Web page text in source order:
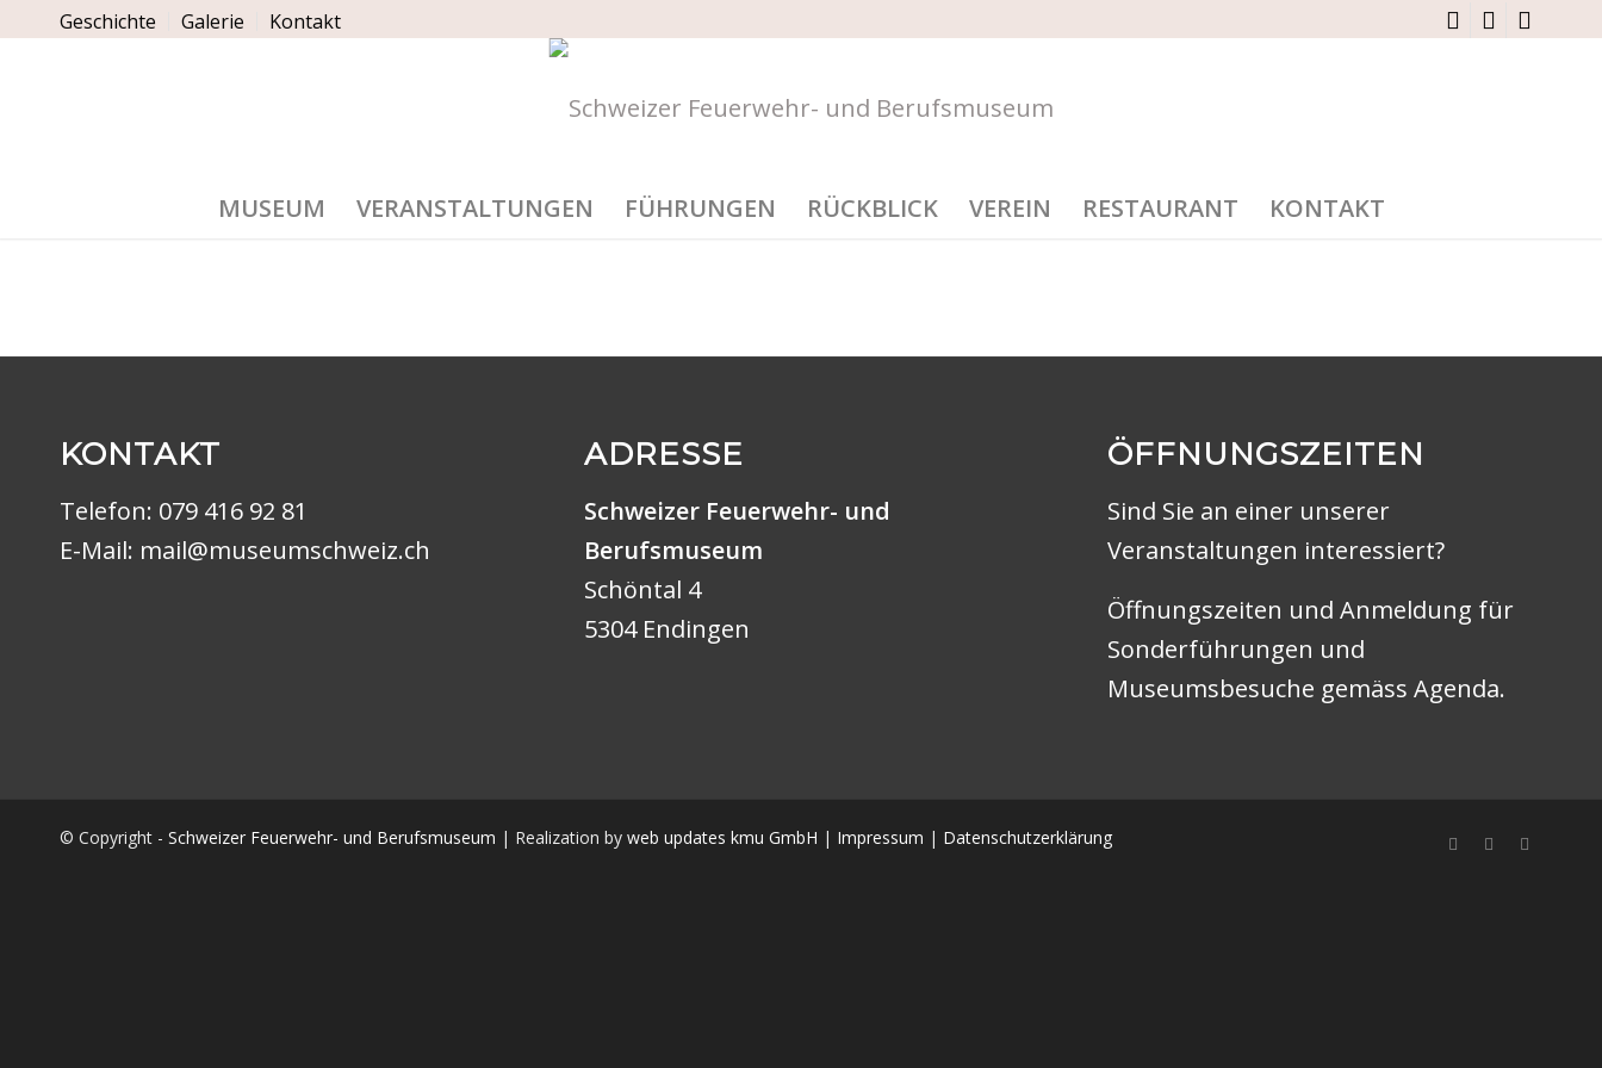
Geschichte Galerie Kontakt
Hauptnavigation
MUSEUM VERANSTALTUNGEN FÜHRUNGEN RÜCKBLICK VEREIN RESTAURANT KONTAKT
KONTAKT
Telefon: 079 416 92 81
E-Mail: mail@museumschweiz.ch
ADRESSE
Schweizer Feuerwehr- und
Berufsmuseum
Schöntal 4
5304 Endingen
ÖFFNUNGSZEITEN
Sind Sie an einer unserer
Veranstaltungen interessiert?
Öffnungszeiten und Anmeldung für
Sonderführungen und
Museumsbesuche gemässAgenda.
© Copyright - Schweizer Feuerwehr- und Berufsmuseum | Realization by web updates kmu GmbH | Impressum | Datenschutzerklärung